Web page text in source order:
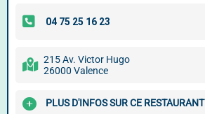
215 Av. Victor Hugo
26000 Valence
PLUS D'INFOS SUR CE RESTAURANT